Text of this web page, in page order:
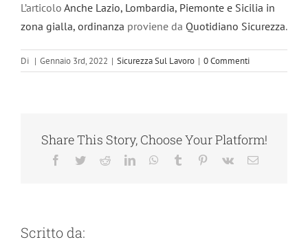
L’articolo Anche Lazio, Lombardia, Piemonte e Sicilia in
zona gialla, ordinanza proviene da Quotidiano Sicurezza.
Di | Gennaio 3rd, 2022 | Sicurezza Sul Lavoro | 0 Commenti
Share This Story, Choose Your Platform!
Facebook
TwitterRedditLinkedInWhatsApp
Tumblr Pinterest
Vk Email
Scritto da: